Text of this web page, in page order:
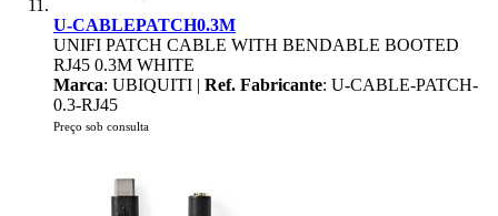
U-CABLEPATCH0.3M
UNIFI PATCH CABLE WITH BENDABLE BOOTED
RJ45 0.3M WHITE
Marca: UBIQUITI | Ref. Fabricante: U-CABLE-PATCH-
0.3-RJ45
Preço sob consulta